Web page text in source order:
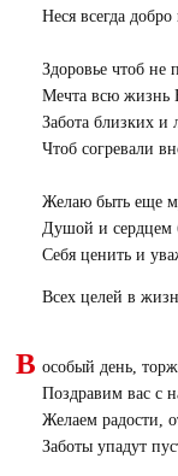
Неся всегда
Здоровье чтоб не
Мечта всю жизнь
Забота близких и
Чтоб согревали
Желаю быть еще
Душой и сердцем
Себя ценить и
Всех целей в
В особый день,
Поздравим вас с
Желаем радости,
Заботы упадут